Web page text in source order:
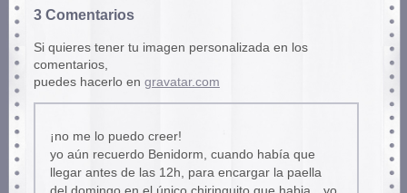
3 Comentarios
Si quieres tener tu imagen personalizada en los
comentarios,
puedes hacerlo en gravatar.com
¡no me lo puedo creer!
yo aún recuerdo Benidorm, cuando había que
llegar antes de las 12h, para encargar la paella